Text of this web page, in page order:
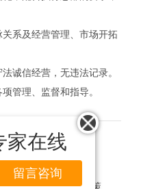
家在线
留言咨询
系及经营管理、市场开拓
信经营，无违法记录。
管理、监督和指导。
域经理了解各项政策